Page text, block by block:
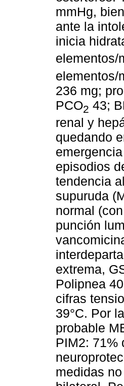
mmHg,
ante la
inicia
elementos/
elementos/
236 mg;
PCO2 43;
renal y
quedando
episodios
tendencia
supuruda
normal
punción
extrema,
Polipnea
cifras
39°C. Por
probable
PIM2: 71%
medidas